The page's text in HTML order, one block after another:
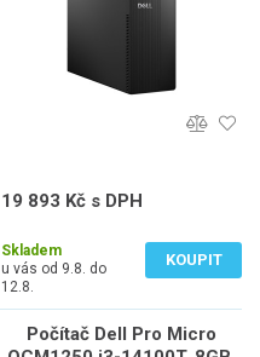
19 893 Kč s DPH
Skladem
u vás od 9.8. do
12.8.
KOUPIT
Počítač Dell Pro Micro